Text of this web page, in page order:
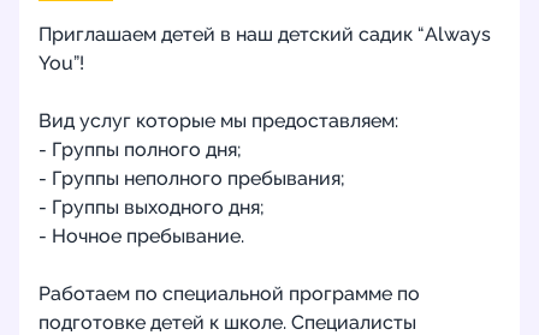
Приглашаем детей в наш детский садик “Always
You”!
Вид услуг которые мы предоставляем:
- Группы полного дня;
- Группы неполного пребывания;
- Группы выходного дня;
- Ночное пребывание.
Работаем по специальной программе по
подготовке детей к школе. Специалисты